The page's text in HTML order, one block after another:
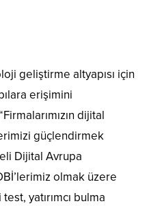
geliştirme altyapısı için
erişimini
dijital
güçlendirmek
Dijital Avrupa
olmak üzere
yatırımcı bulma